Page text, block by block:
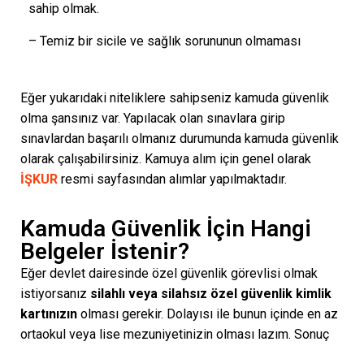
sahip olmak.
– Temiz bir sicile ve sağlık sorununun olmaması
Eğer yukarıdaki niteliklere sahipseniz kamuda güvenlik
olma şansınız var. Yapılacak olan sınavlara girip
sınavlardan başarılı olmanız durumunda kamuda güvenlik
olarak çalışabilirsiniz. Kamuya alım için genel olarak
İŞKUR resmi sayfasından alımlar yapılmaktadır.
Kamuda Güvenlik İçin Hangi
Belgeler İstenir?
Eğer devlet dairesinde özel güvenlik görevlisi olmak
istiyorsanız silahlı veya silahsız özel güvenlik kimlik
kartınızın olması gerekir. Dolayısı ile bunun içinde en az
ortaokul veya lise mezuniyetinizin olması lazım. Sonuç